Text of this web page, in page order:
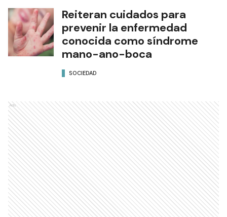
Reiteran cuidados para
prevenir la enfermedad
conocida como síndrome
mano-ano-boca
SOCIEDAD
Ads